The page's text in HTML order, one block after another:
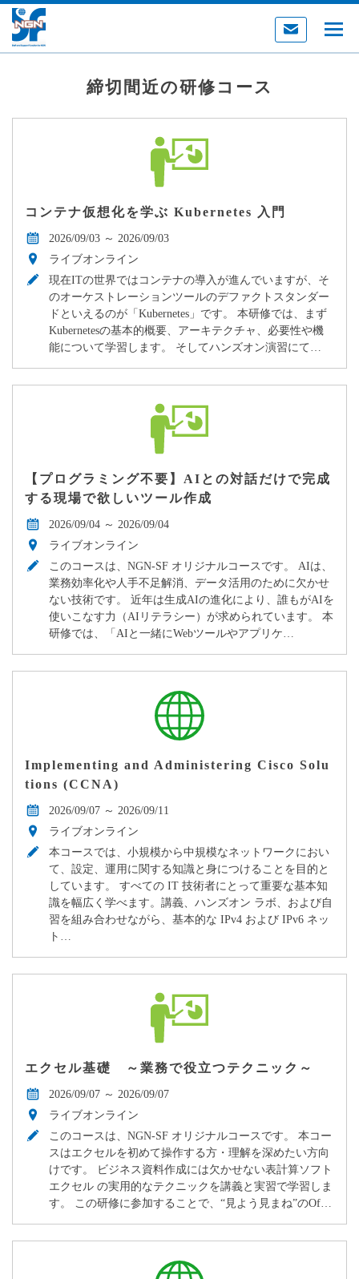
Next
締切間近の研修コース
コンテナ仮想化を学ぶ Kubernetes 入門
2026/09/03 ～ 2026/09/03
ライブオンライン
現在ITの世界ではコンテナの導入が進んでいますが、そ
のオーケストレーションツールのデファクトスタンダー
ドといえるのが「Kubernetes」です。 本研修では、まず
Kubernetesの基本的概要、アーキテクチャ、必要性や機
能について学習します。 そしてハンズオン演習にて…
【プログラミング不要】AIとの対話だけで完成
する現場で欲しいツール作成
2026/09/04 ～ 2026/09/04
ライブオンライン
このコースは、NGN-SF オリジナルコースです。 AIは、
業務効率化や人手不足解消、データ活用のために欠かせ
ない技術です。 近年は生成AIの進化により、誰もがAIを
使いこなす力（AIリテラシー）が求められています。 本
研修では、「AIと一緒にWebツールやアプリケ…
Implementing and Administering Cisco Solu
tions (CCNA)
2026/09/07 ～ 2026/09/11
ライブオンライン
本コースでは、小規模から中規模なネットワークにおい
て、設定、運用に関する知識と身につけることを目的と
しています。 すべての IT 技術者にとって重要な基本知
識を幅広く学べます。講義、ハンズオン ラボ、および自
習を組み合わせながら、基本的な IPv4 および IPv6 ネッ
ト…
エクセル基礎 ～業務で役立つテクニック～
2026/09/07 ～ 2026/09/07
ライブオンライン
このコースは、NGN-SF オリジナルコースです。 本コー
スはエクセルを初めて操作する方・理解を深めたい方向
けです。 ビジネス資料作成には欠かせない表計算ソフト
エクセル の実用的なテクニックを講義と実習で学習しま
す。 この研修に参加することで、“見よう見まね”のOf…